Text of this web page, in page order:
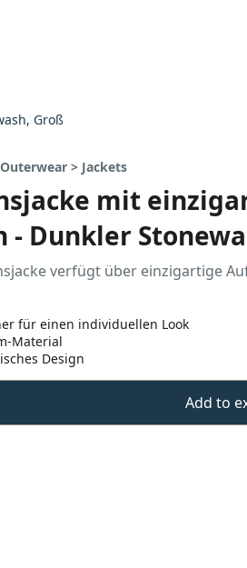
Groß
> Jackets
mit
- Dunkler
verfügt über einzigartige
für einen individuellen Look
Material
Design
Add to